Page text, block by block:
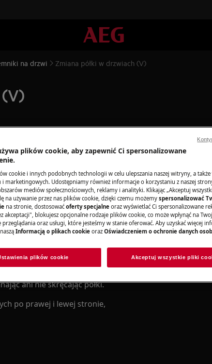
na drzwi Zmiana półki w drzwiach (V)
wyłącz urządzenie i wyjmij
w przypadku ciężkich
nieprofesjonalna może mieć
prawidłowo
ani nie skręcając półki.
po prawej i lewej stronie,
plików cookie, aby zapewnić Ci spersonalizowane
cookie i innych podobnych technologii w celu ulepszania naszej witryny, a także
i marketingowych. Udostępniamy również informacje o korzystaniu z naszej
mediów społecznościowych, reklamy i analityki. Klikając „Akceptuj
na używanie przez nas plików cookie, dzięki czemu możemy spersonalizować
na stronie, dostosować oferty specjalne oraz wyświetlać Ci spersonalizowane
akceptacji", blokujesz opcjonalne rodzaje plików cookie, co może wpłynąć na
przeglądania oraz usługi, które jesteśmy w stanie oferować. Aby uzyskać więcej
Informacją o plikach cookie oraz Oświadczeniem o ochronie danych
plików cookie Akceptuj wszystkie pliki